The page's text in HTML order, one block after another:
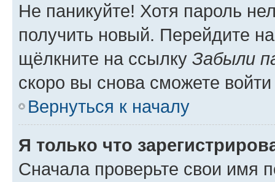
Не паникуйте! Хотя пароль
получить новый. Перейдите
щёлкните на ссылку Забыли
скоро вы снова сможете
Вернуться к началу
Я только что
Сначала проверьте свои имя